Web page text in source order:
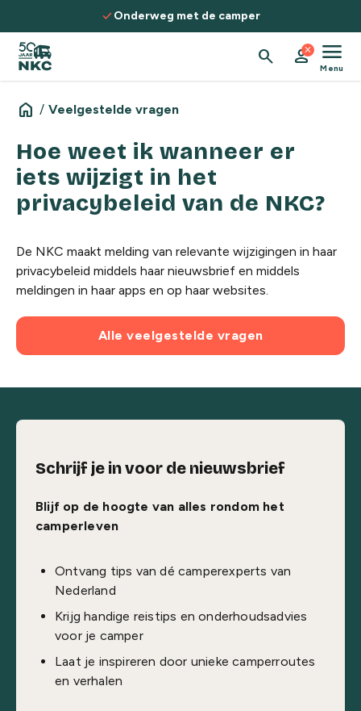
Spring naar de inhoud
checkOnderweg met de camper
search person
close menu
Menu
home / Veelgestelde vragen
Hoe weet ik wanneer er
iets wijzigt in het
privacybeleid van de NKC?
De NKC maakt melding van relevante wijzigingen in haar
privacybeleid middels haar nieuwsbrief en middels
meldingen in haar apps en op haar websites.
Alle veelgestelde vragen
Schrijf je in voor de nieuwsbrief
Blijf op de hoogte van alles rondom het
camperleven
Ontvang tips van dé camperexperts van
Nederland
Krijg handige reistips en onderhoudsadvies
voor je camper
Laat je inspireren door unieke camperroutes
en verhalen